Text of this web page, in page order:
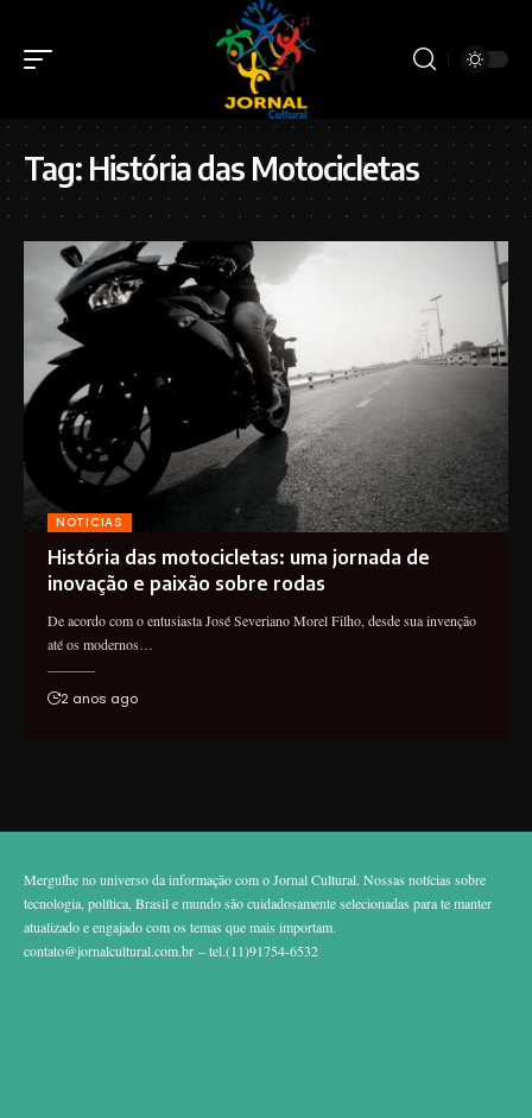
Tag: História das Motocicletas
NOTICIAS
História das motocicletas: uma jornada de
inovação e paixão sobre rodas
De acordo com o entusiasta José Severiano Morel Filho, desde sua invenção
até os modernos…
2 anos ago
Mergulhe no universo da informação com o Jornal Cultural. Nossas notícias sobre
tecnologia, política, Brasil e mundo são cuidadosamente selecionadas para te manter
atualizado e engajado com os temas que mais importam.
contato@jornalcultural.com.br – tel.(11)91754-6532